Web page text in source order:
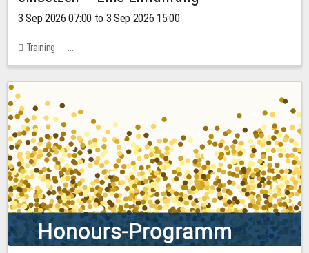
3 Sep 2026 07:00 to 3 Sep 2026 15:00
Training
Bachstraße 18k - SR 102 (Seminarraum Servicestelle LehreLernen)